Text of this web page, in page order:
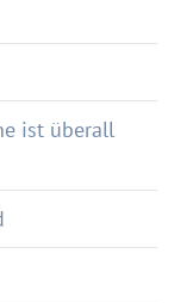
ist überall